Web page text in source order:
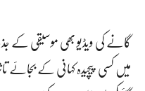
گانے کی ویڈیو بھی موسیقی
میں کسی پیچیدہ کہانی کے بجائے